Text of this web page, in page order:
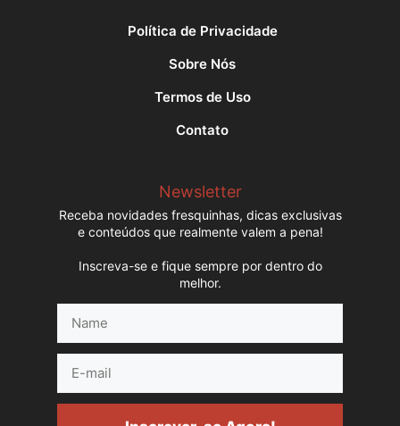
Política de Privacidade
Sobre Nós
Termos de Uso
Contato
Newsletter
Receba novidades fresquinhas, dicas exclusivas
e conteúdos que realmente valem a pena!
Inscreva-se e fique sempre por dentro do
melhor.
mail